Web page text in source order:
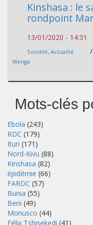
Kinshasa : le
rondpoint
13/01/2020 - 14:31
Société, Actualité /
Wenga
Mots-clés
Ebola (243)
RDC (179)
Ituri (171)
Nord-Kivu (88)
Kinshasa (82)
épidémie (66)
FARDC (57)
Bunia (55)
Beni (49)
Monusco (44)
Félix Tshisekedi (41)